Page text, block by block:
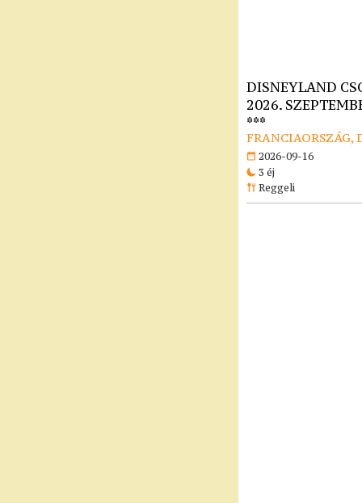
DISNEYLAND
2026.
***
FRANCIAORSZÁG,
2026-09-16
3 éj
Reggeli